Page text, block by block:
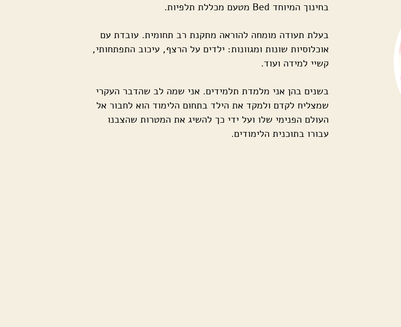
בחינוך המיוחד Bed מטעם מכללת תלפיות.
בעלת תעודה מומחה להוראה מתקנת רב תחומית. עובדת עם
אוכלוסיות שונות ומגוונות: ילדים על הרצף, עיכוב התפתחותי,
קשיי למידה ועוד.
בשנים בהן אני מלמדת תלמידים. אני שמה לב שהדבר העקרי
שמצליח לקדם ולמקד את הילד בתחום הלימוד הוא לחבור אל
העולם הפנימי שלו ועל ידי כך להשיג את המטרות שהצבנו
עבורו בתוכנית הלימודים.